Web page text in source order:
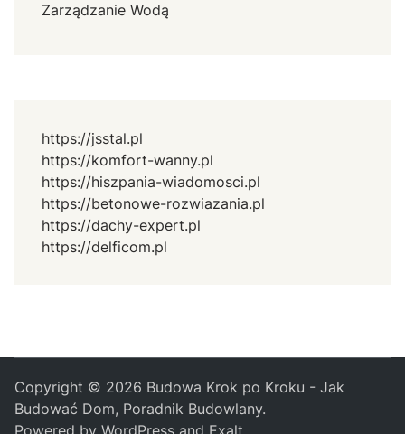
Zarządzanie Wodą
https://jsstal.pl
https://komfort-wanny.pl
https://hiszpania-wiadomosci.pl
https://betonowe-rozwiazania.pl
https://dachy-expert.pl
https://delficom.pl
Copyright © 2026 Budowa Krok po Kroku - Jak
Budować Dom, Poradnik Budowlany.
Powered byWordPress and Exalt